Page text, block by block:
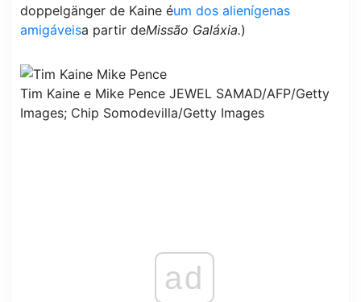
doppelgänger de Kaine éum dos alienígenas
amigáveisa partir deMissão Galáxia.)
Tim Kaine e Mike Pence JEWEL SAMAD/AFP/Getty
Images; Chip Somodevilla/Getty Images
ad